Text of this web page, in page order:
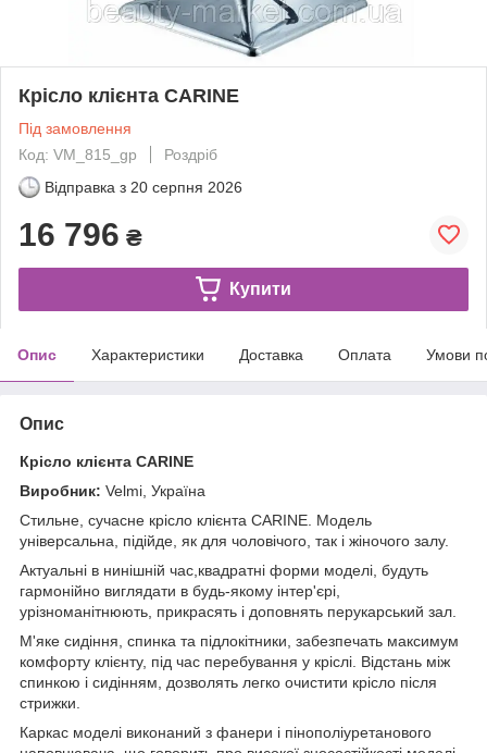
Крісло клієнта CARINE
Під замовлення
Код: VM_815_gp
Роздріб
Відправка з 20 серпня 2026
16 796 ₴
Купити
Опис Характеристики Доставка Оплата Умови
Опис
Крісло клієнта CARINE
Виробник: Velmi, Україна
Стильне, сучасне крісло клієнта CARINE. Модель
універсальна, підійде, як для чоловічого, так і жіночого залу.
Актуальні в нинішній час,квадратні форми моделі, будуть
гармонійно виглядати в будь-якому інтер'єрі,
урізноманітнюють, прикрасять і доповнять перукарський зал.
М'яке сидіння, спинка та підлокітники, забезпечать максимум
комфорту клієнту, під час перебування у кріслі. Відстань між
спинкою і сидінням, дозволять легко очистити крісло після
стрижки.
Каркас моделі виконаний з фанери і пінополіуретанового